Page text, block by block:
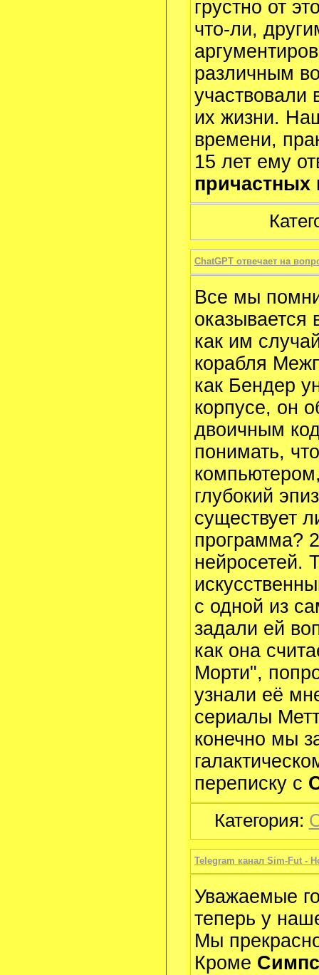
грустно от
что-ли,
различным
участвовали
их жизни.
времени,
15 лет ему
причастных
ChatGPT отвечает на
Все мы
оказывается
как им
корабля
как Бендер
корпусе, он
двоичным
понимать,
глубокий
существует
программа?
нейросетей.
с одной из
задали ей
как она
Морти",
узнали её
сериалы
конечно мы
переписку с
Категория:
Telegram канал Sim-Fut -
Уважаемые
теперь у
Мы
Кроме